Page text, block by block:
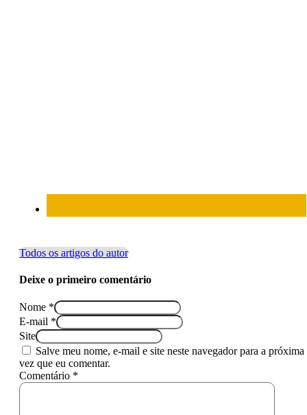
Todos os artigos do autor
Deixe o primeiro comentário
Nome *
E-mail *
Site
Salve meu nome, e-mail e site neste navegador para a próxima
vez que eu comentar.
Comentário *